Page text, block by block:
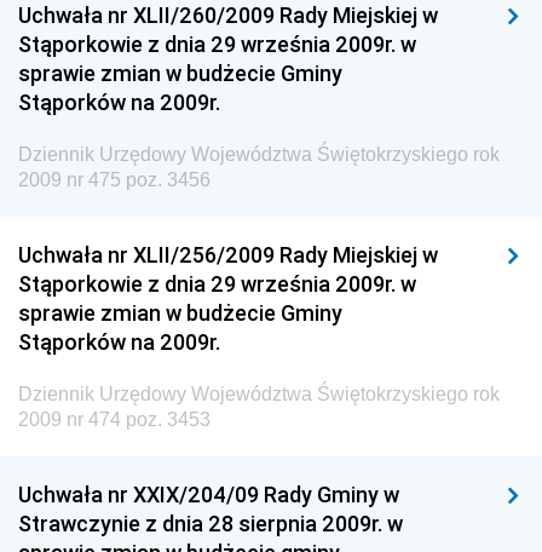
Dziennik Urzędowy Ministra Spraw Zagranicznych
Dziennik Urzędowy Centralnego Biura
Antykorupcyjnego
Wewnętrznego
Dziennik Urzędowy Urzędu Patentowego
Dziennik Urzędowy Generalnej Dyrekcji Dróg
Krajowych i Autostrad
Dziennik Urzędowy Ministra Środowiska
Dziennik Urzędowy Ministra Edukacji
Dziennik Urzędowy Ministra Przemysłu
Dziennik Urzędowy Ministra Finansów i Gospodarki
Uchwała nr XLII/260/2009 Rady Miejskiej w
Stąporkowie z dnia 29 września 2009r. w
sprawie zmian w budżecie Gminy
Stąporków na 2009r.
Dziennik Urzędowy Województwa Świętokrzyskiego rok
2009 nr 475 poz. 3456
Uchwała nr XLII/256/2009 Rady Miejskiej w
Stąporkowie z dnia 29 września 2009r. w
sprawie zmian w budżecie Gminy
Stąporków na 2009r.
Dziennik Urzędowy Województwa Świętokrzyskiego rok
2009 nr 474 poz. 3453
Uchwała nr XXIX/204/09 Rady Gminy w
Strawczynie z dnia 28 sierpnia 2009r. w